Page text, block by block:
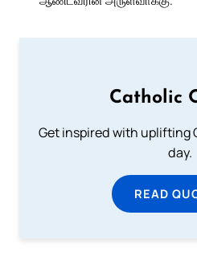
Catholic
Get inspired with uplifting
day.
READ